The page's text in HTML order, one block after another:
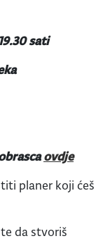
sati
ovdje
planer koji ćeš
da stvoriš